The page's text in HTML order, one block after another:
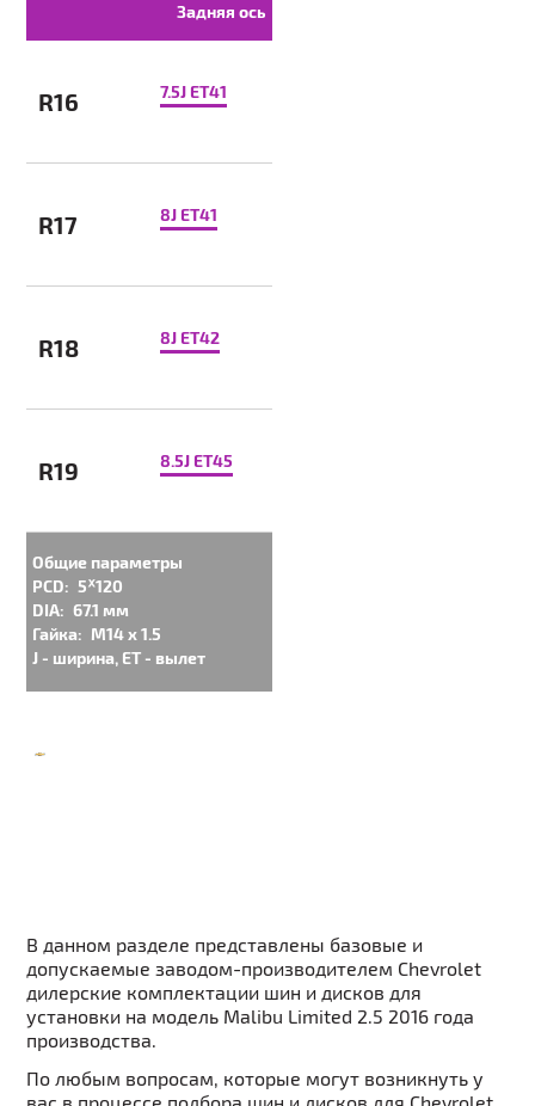
Задняя ось
R16 7.5J ET41
R17 8J ET41
R18 8J ET42
R19 8.5J ET45
Общие параметры
PCD: 5ᕁ120
DIA: 67.1 мм
Гайка: M14 x 1.5
J - ширина, ET - вылет
В данном разделе представлены базовые и
допускаемые заводом-производителем Chevrolet
дилерские комплектации шин и дисков для
установки на модель Malibu Limited 2.5 2016 года
производства.
По любым вопросам, которые могут возникнуть у